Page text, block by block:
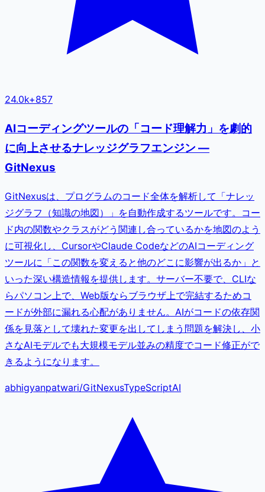
24.0k+857
AIコーディングツールの「コード理解力」を劇的
に向上させるナレッジグラフエンジン —
GitNexus
GitNexusは、プログラムのコード全体を解析して「ナレッ
ジグラフ（知識の地図）」を自動作成するツールです。コー
ド内の関数やクラスがどう関連し合っているかを地図のよう
に可視化し、CursorやClaude CodeなどのAIコーディング
ツールに「この関数を変えると他のどこに影響が出るか」と
いった深い構造情報を提供します。サーバー不要で、CLIな
らパソコン上で、Web版ならブラウザ上で完結するためコ
ードが外部に漏れる心配がありません。AIがコードの依存関
係を見落として壊れた変更を出してしまう問題を解決し、小
さなAIモデルでも大規模モデル並みの精度でコード修正がで
きるようになります。
abhigyanpatwari/GitNexusTypeScriptAI